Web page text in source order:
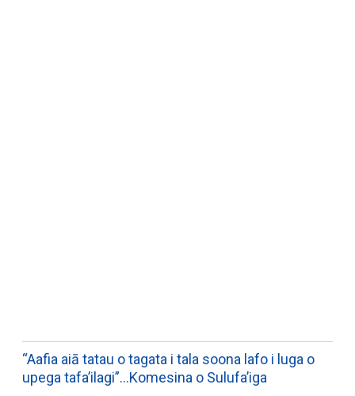
“Aafia aiā tatau o tagata i tala soona lafo i luga o
upega tafa’ilagi”…Komesina o Sulufa’iga